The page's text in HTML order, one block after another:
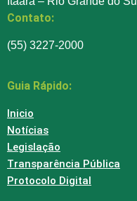
Contato:
(55) 3227-2000
Guia Rápido:
Inicio
Notícias
Legislação
Transparência Pública
Protocolo Digital